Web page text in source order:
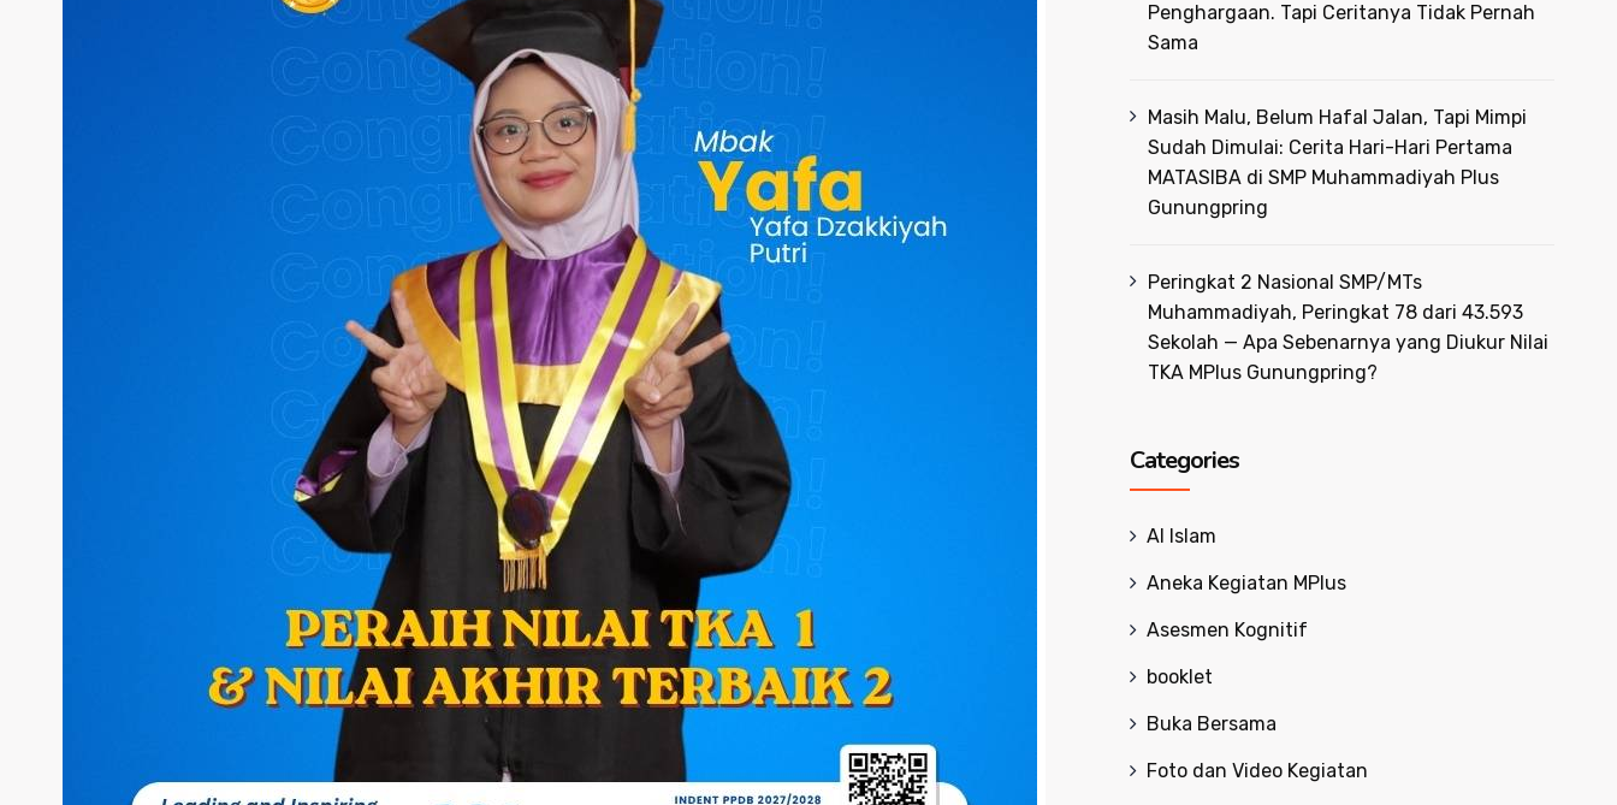
Penghargaan. Tapi Ceritanya Tidak Pernah
Sama
Masih Malu, Belum Hafal Jalan, Tapi Mimpi
Sudah Dimulai: Cerita Hari-Hari Pertama
MATASIBA di SMP Muhammadiyah Plus
Gunungpring
Peringkat 2 Nasional SMP/MTs
Muhammadiyah, Peringkat 78 dari 43.593
Sekolah — Apa Sebenarnya yang Diukur Nilai
TKA MPlus Gunungpring?
Categories
Al Islam
Aneka Kegiatan MPlus
Asesmen Kognitif
booklet
Buka Bersama
Foto dan Video Kegiatan